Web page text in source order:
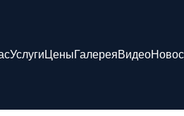
Услуги ЦеныГалереяВидео